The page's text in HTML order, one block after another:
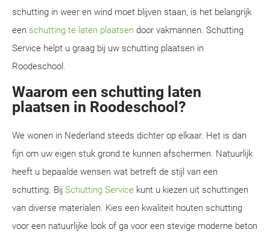
schutting in weer en wind moet blijven staan, is het belangrijk
een schutting te laten plaatsen door vakmannen. Schutting
Service helpt u graag bij uw schutting plaatsen in
Roodeschool.
Waarom een schutting laten
plaatsen in Roodeschool?
We wonen in Nederland steeds dichter op elkaar. Het is dan
fijn om uw eigen stuk grond te kunnen afschermen. Natuurlijk
heeft u bepaalde wensen wat betreft de stijl van een
schutting. Bij Schutting Service kunt u kiezen uit schuttingen
van diverse materialen. Kies een kwaliteit houten schutting
voor een natuurlijke look of ga voor een stevige moderne beton